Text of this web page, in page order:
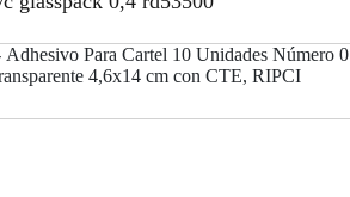
Para Cartel 10 Unidades Número 0
4,6x14 cm con CTE, RIPCI